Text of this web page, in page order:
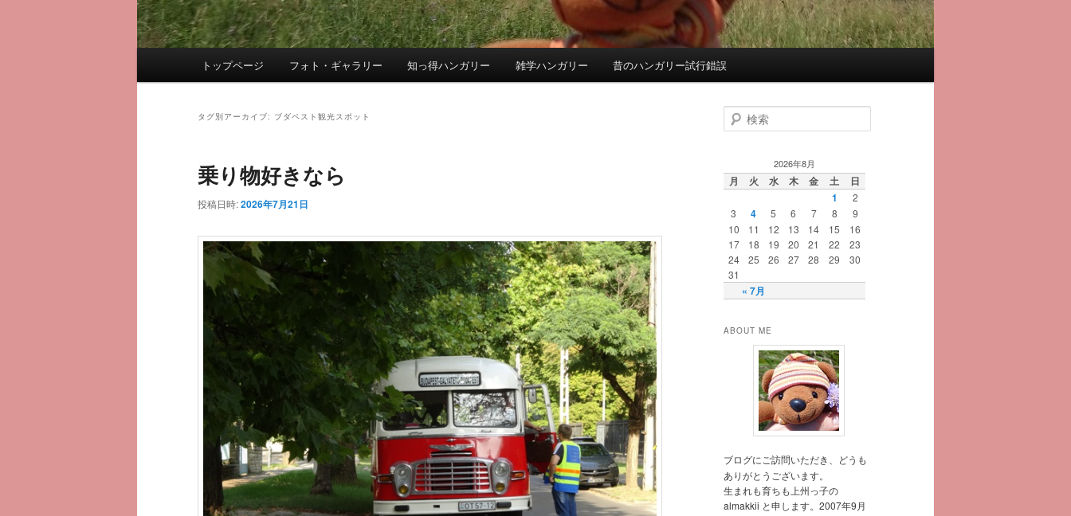
メ
コ
テ
ツ
動
サ
ン
ン
へ
トップページ フォト・ギャラリー 知っ得ハンガリー 雑学ハンガリー 昔のハンガリー試行錯誤
タグ別アーカイブ: ブダペスト観光スポット
乗り物好きなら
投稿日時:2026年7月21日
検
索
2026年8月
月 火 水 木 金 土 日
« 7月
1
2
3
4 5 6 7 8
9
10
11 12 13 14 15
16
17
18 19 20 21 22
23
24
25 26 27 28 29
30
31
ABOUT ME
ブログにご訪問いただき、どうも
ありがとうございます。
生まれも育ちも上州っ子の
almakkii と申します。2007年9月